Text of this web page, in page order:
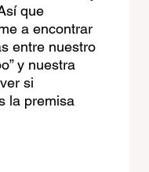
que
a encontrar
entre nuestro
y nuestra
si
la premisa